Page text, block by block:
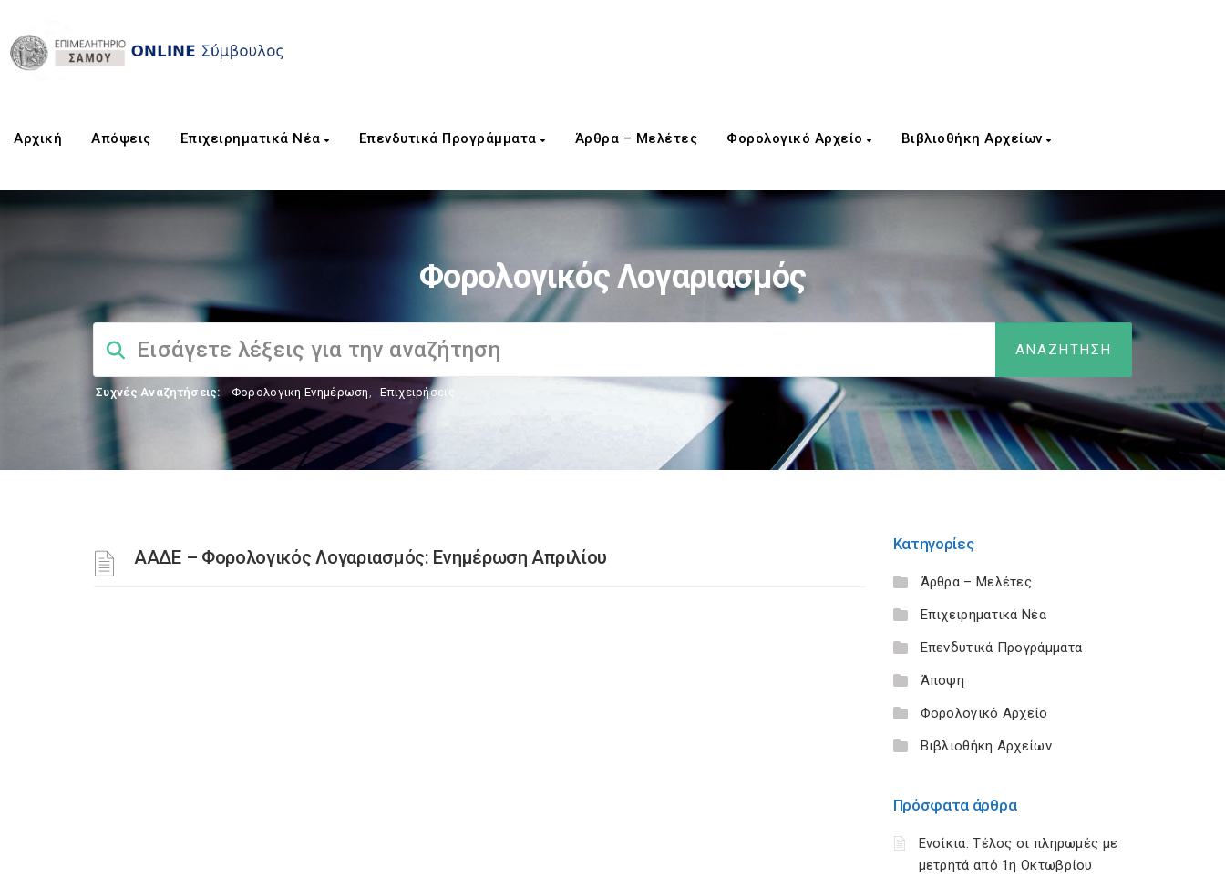
Αρχική Aπόψεις Επιχειρηματικά Νέα Επενδυτικά Προγράμματα Άρθρα – Μελέτες Φορολογικό Αρχείο Βιβλιοθήκη Αρχείων
Φορολογικός Λογαριασμός
Συχνές Αναζητήσεις: Φορολογικη Ενημέρωση, Επιχειρήσεις
ΑΑΔΕ – Φορολογικός Λογαριασμός: Ενημέρωση Απριλίου
Κατηγορίες
Άρθρα – Μελέτες
Επιχειρηματικά Νέα
Επενδυτικά Προγράμματα
Άποψη
Φορολογικό Αρχείο
Βιβλιοθήκη Αρχείων
Πρόσφατα άρθρα
Ενοίκια: Τέλος οι πληρωμές με
μετρητά από 1η Οκτωβρίου